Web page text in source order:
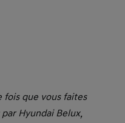
fois que vous faites
Hyundai Belux,